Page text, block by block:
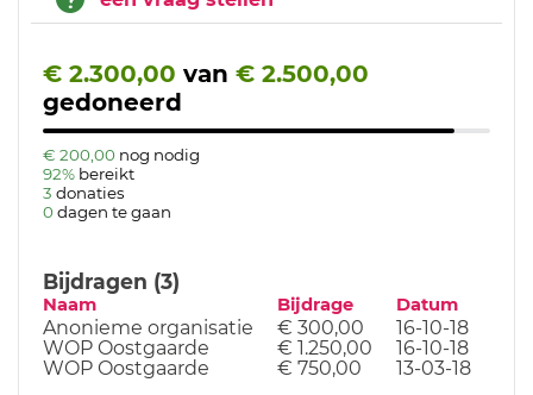
€ 2.300,00 van € 2.500,00
gedoneerd
€ 200,00 nog nodig
92% bereikt
3 donaties
0 dagen te gaan
Bijdragen (3)
Naam Bijdrage Datum
Anonieme organisatie € 300,00
16-10-18
WOP Oostgaarde
€ 1.250,00
16-10-18
WOP Oostgaarde
€ 750,00 13-03-18